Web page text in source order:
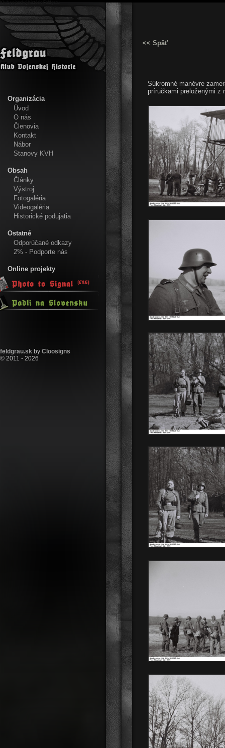
Klub vojenskej histórie Feldgrau
Organizácia
Úvod
O nás
Členovia
Kontakt
Nábor
Stanovy KVH
Obsah
Články
Výstroj
Fotogaléria
Videogaléria
Historické podujatia
Ostatné
Odporúčané odkazy
2% - Podporte nás
Online projekty
feldgrau.skbyCloosigns
© 2011 - 2026
<< Späť
Súkromné manévre
príručkami preloženými z